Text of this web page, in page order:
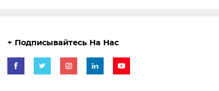
+ Подписывайтесь На Нас